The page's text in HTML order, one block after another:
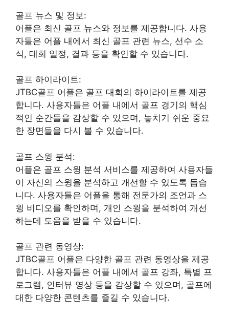
골프 뉴스 및 정보:
어플은 최신 골프 뉴스와 정보를 제공합니다. 사용
자들은 어플 내에서 최신 골프 관련 뉴스, 선수 소
식, 대회 일정, 결과 등을 확인할 수 있습니다.
골프 하이라이트:
JTBC골프 어플은 골프 대회의 하이라이트를 제공
합니다. 사용자들은 어플 내에서 골프 경기의 핵심
적인 순간들을 감상할 수 있으며, 놓치기 쉬운 중요
한 장면들을 다시 볼 수 있습니다.
골프 스윙 분석:
어플은 골프 스윙 분석 서비스를 제공하여 사용자들
이 자신의 스윙을 분석하고 개선할 수 있도록 돕습
니다. 사용자들은 어플을 통해 전문가의 조언과 스
윙 비디오를 확인하며, 개인 스윙을 분석하여 개선
하는데 도움을 받을 수 있습니다.
골프 관련 동영상:
JTBC골프 어플은 다양한 골프 관련 동영상을 제공
합니다. 사용자들은 어플 내에서 골프 강좌, 특별 프
로그램, 인터뷰 영상 등을 감상할 수 있으며, 골프에
대한 다양한 콘텐츠를 즐길 수 있습니다.